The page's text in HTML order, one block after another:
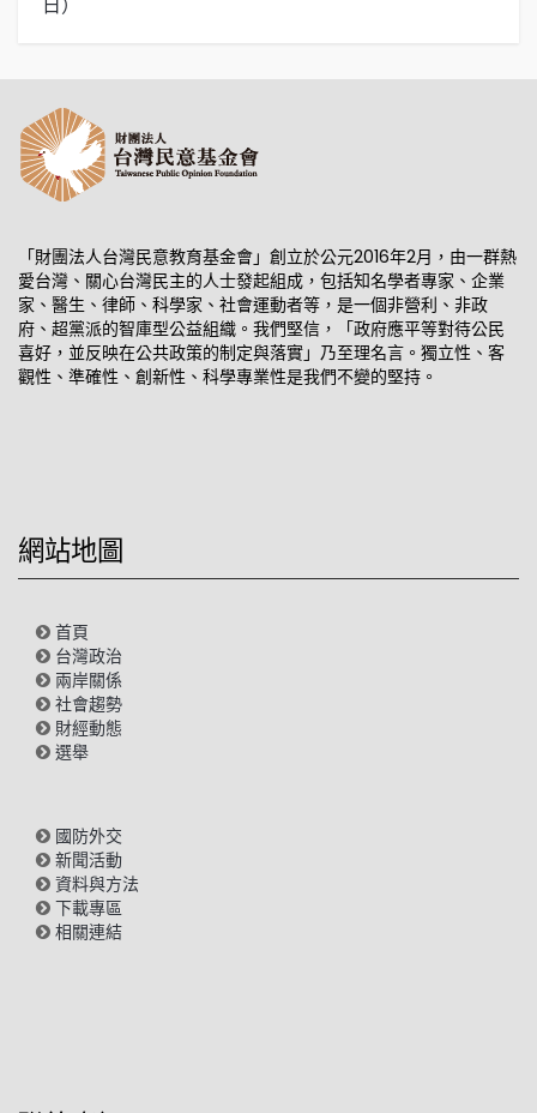
日）
「財團法人台灣民意教育基金會」創立於公元2016年2月，由一群熱
愛台灣、關心台灣民主的人士發起組成，包括知名學者專家、企業
家、醫生、律師、科學家、社會運動者等，是一個非營利、非政
府、超黨派的智庫型公益組織。我們堅信，「政府應平等對待公民
喜好，並反映在公共政策的制定與落實」乃至理名言。獨立性、客
觀性、準確性、創新性、科學專業性是我們不變的堅持。
網站地圖
首頁
台灣政治
兩岸關係
社會趨勢
財經動態
選舉
國防外交
新聞活動
資料與方法
下載專區
相關連結